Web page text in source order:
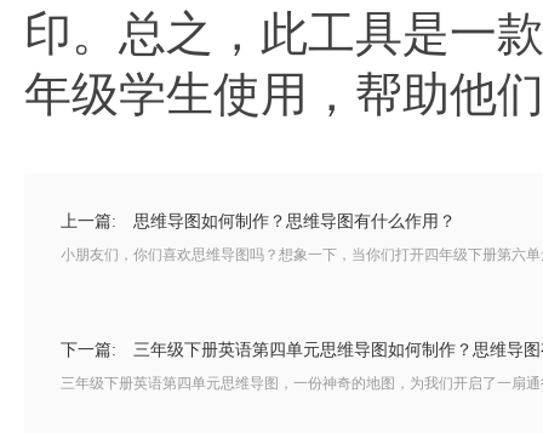
印。总之，此工具是一
年级学生使用，帮助他
上一篇: 思维导图如何制作？思维导图有什么作用？
小朋友们，你们喜欢思维导图吗？想象一下，当你们打开四年级下册第六
下一篇: 三年级下册英语第四单元思维导图如何制作？思维导
三年级下册英语第四单元思维导图，一份神奇的地图，为我们开启了一扇